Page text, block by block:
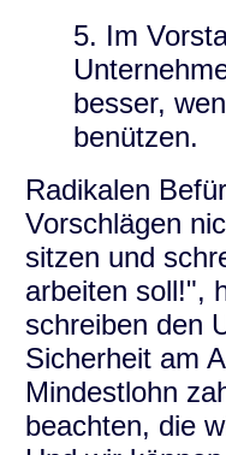
5. Im
besser,
benützen.
Radikalen
Vorschlägen
sitzen und
arbeiten soll!",
schreiben den
Sicherheit am
Mindestlohn
beachten, die